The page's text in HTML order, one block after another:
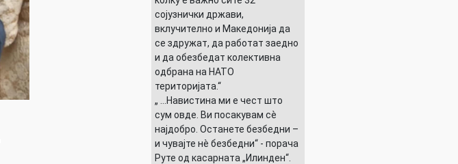
сојузнички држави,
вклучително и Македонија да
се здружат, да работат заедно
и да обезбедат колективна
одбрана на НАТО
територијата.“
„ ...Навистина ми е чест што
сум овде. Ви посакувам сè
најдобро. Останете безбедни –
и чувајте нè безбедни“ - порача
Руте од касарната „Илинден“.